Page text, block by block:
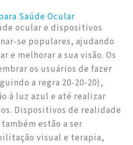
Saúde Ocular
ocular e dispositivos
se populares, ajudando
e melhorar a sua visão. Os
os usuários de fazer
a regra 20-20-20),
à luz azul e até realizar
Dispositivos de realidade
estão a ser
visual e terapia,